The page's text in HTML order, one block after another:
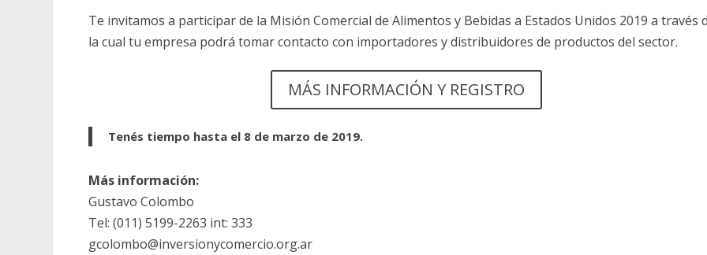
Te invitamos a participar de la Misión Comercial de Alimentos y Bebidas a Estados Unidos 2019 a través
la cual tu empresa podrá tomar contacto con importadores y distribuidores de productos del sector.
MÁS INFORMACIÓN Y REGISTRO
Tenés tiempo hasta el 8 de marzo de 2019.
Más información:
Gustavo Colombo
Tel: (011) 5199-2263 int: 333
gcolombo@inversionycomercio.org.ar